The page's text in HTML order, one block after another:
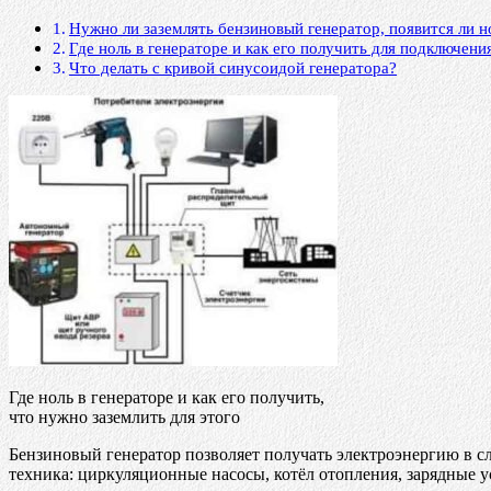
Нужно ли заземлять бензиновый генератор, появится ли
Где ноль в генераторе и как его получить для
Что делать с кривой синусоидой генератора?
Где ноль в генераторе и как его получить,
что нужно заземлить для этого
Бензиновый генератор позволяет получать электроэнергию в
техника: циркуляционные насосы, котёл отопления, зарядные